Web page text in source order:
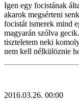
Igen egy focistának
akarok megsérteni
focistát ismerek mind
magyarán szólva
tiszteletem neki
nem kell nélkülöznie
2016.03.26. 00:00